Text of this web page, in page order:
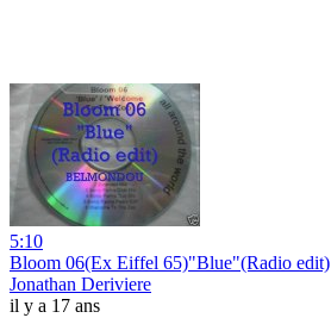
5:10
Bloom 06(Ex Eiffel 65)"Blue"(Radio edit)
Jonathan Deriviere
il y a 17 ans